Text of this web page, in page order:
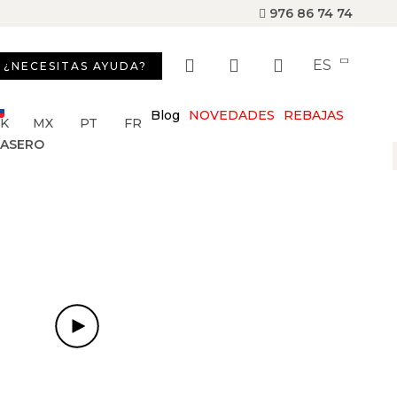
976 86 74 74
¿NECESITAS AYUDA? ES
MX PT FR Blog NOVEDADES REBAJAS